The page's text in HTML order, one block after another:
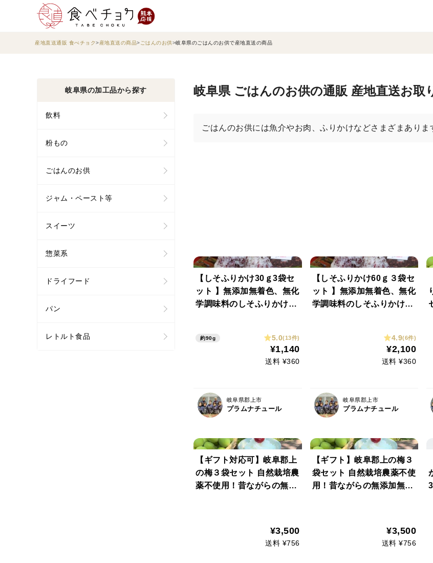
産地直送通販 食べチョク 産地直送の商品 ごはんのお供 岐阜県のごはんのお供で産地直送の商品
岐阜県 ごはんのお供の通販 産地直送お取
ごはんのお供には魚介やお肉、ふりかけなどさまざまありま
【しそふりかけ30ｇ3袋セ
ット 】無添加無着色、無化
学調味料のしそふりかけ
約90g 5.0(13件)
¥1,140
送料 ¥360
岐阜県郡上市
プラムナチュール
【しそふりかけ60ｇ３袋セ
ット 】無添加無着色、無化
学調味料のしそふりかけ
4.9(6件)
¥2,100
送料 ¥360
岐阜県郡上市
プラムナチュール
【ギフト対応可】岐阜郡上
の梅３袋セット 自然栽培農
薬不使用！昔ながらの無添
¥3,500
送料 ¥756
【ギフト】岐阜郡上の梅３
袋セット 自然栽培農薬不使
用！昔ながらの無添加無着
¥3,500
送料 ¥756
岐阜県の加工品から探す
飲料
粉もの
ごはんのお供
ジャム・ペースト等
スイーツ
惣菜系
ドライフード
パン
レトルト食品